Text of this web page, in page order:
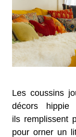
Les coussins
décors
ils remplissent
pour orner un